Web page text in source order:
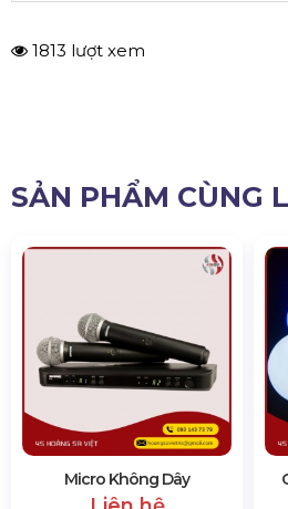
1813 lượt xem
SẢN PHẨM CÙNG
Micro Không Dây